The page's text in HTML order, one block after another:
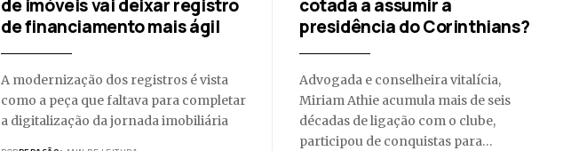
de imóveis vai deixar registro
de financiamento mais ágil
A modernização dos registros é vista
como a peça que faltava para completar
a digitalização da jornada imobiliária
cotada a assumir a
presidência do Corinthians?
Advogada e conselheira vitalícia,
Miriam Athie acumula mais de seis
décadas de ligação com o clube,
participou de conquistas para…